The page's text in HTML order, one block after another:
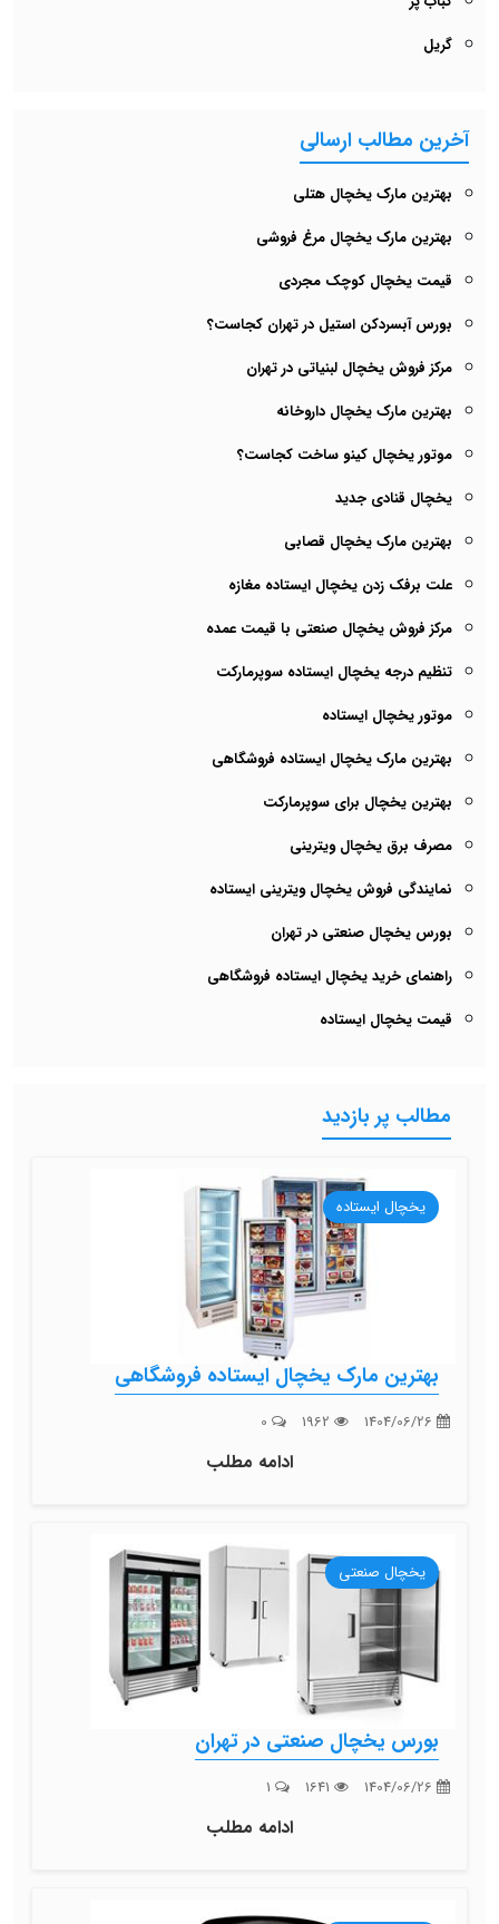
گریل
آخرین مطالب ارسالی
بهترین مارک یخچال هتلی
بهترین مارک یخچال مرغ‌ فروشی
قیمت یخچال کوچک مجردی
بورس آبسردکن استیل در تهران کجاست؟
مرکز فروش یخچال لبنیاتی در تهران
بهترین مارک یخچال داروخانه
موتور یخچال کینو ساخت کجاست؟
یخچال قنادی جدید
بهترین مارک یخچال قصابی
علت برفک زدن یخچال ایستاده مغازه
مرکز فروش یخچال صنعتی با قیمت عمده
تنظیم درجه یخچال ایستاده سوپرمارکت
موتور یخچال ایستاده
بهترین مارک یخچال ایستاده فروشگاهی
بهترین یخچال برای سوپرمارکت
مصرف برق یخچال ویترینی
نمایندگی فروش یخچال ویترینی ایستاده
بورس یخچال صنعتی در تهران
راهنمای خرید یخچال ایستاده فروشگاهی
قیمت یخچال ایستاده
مطالب پر بازدید
یخچال ایستاده
بهترین مارک یخچال ایستاده فروشگاهی
ادامه مطلب
یخچال صنعتی
بورس یخچال صنعتی در تهران
ادامه مطلب